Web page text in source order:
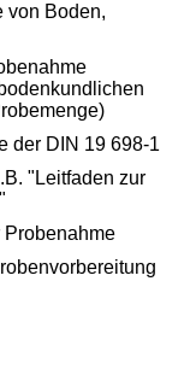
von Boden,
der DIN 19 698-1
"Leitfaden zur
Probenahme